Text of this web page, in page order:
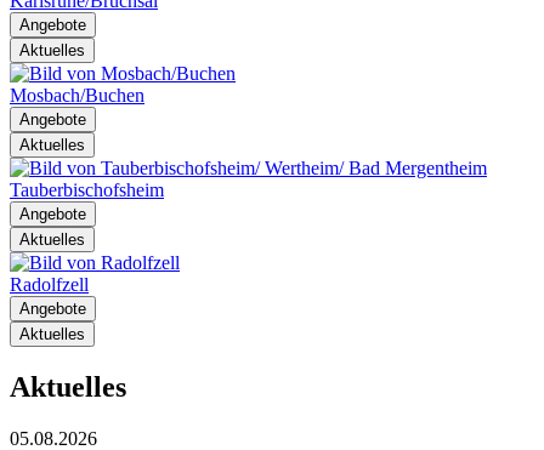
Angebote
Aktuelles
Mosbach/Buchen
Angebote
Aktuelles
Tauberbischofsheim
Angebote
Aktuelles
Radolfzell
Angebote
Aktuelles
Aktuelles
05.08.2026